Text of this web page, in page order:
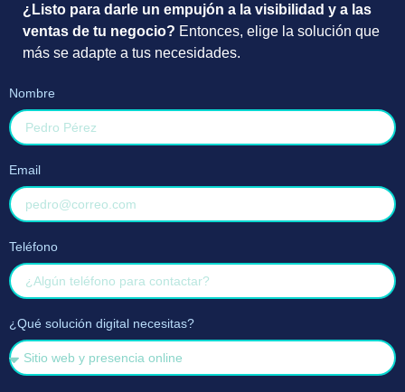
¿Listo para darle un empujón a la visibilidad y a las
ventas de tu negocio? Entonces, elige la solución que
más se adapte a tus necesidades.
Nombre
Email
Teléfono
¿Qué solución digital necesitas?